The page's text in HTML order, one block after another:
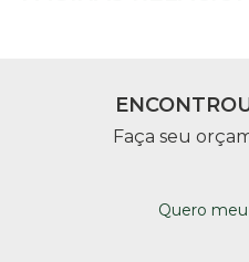
Faça seu
Quero